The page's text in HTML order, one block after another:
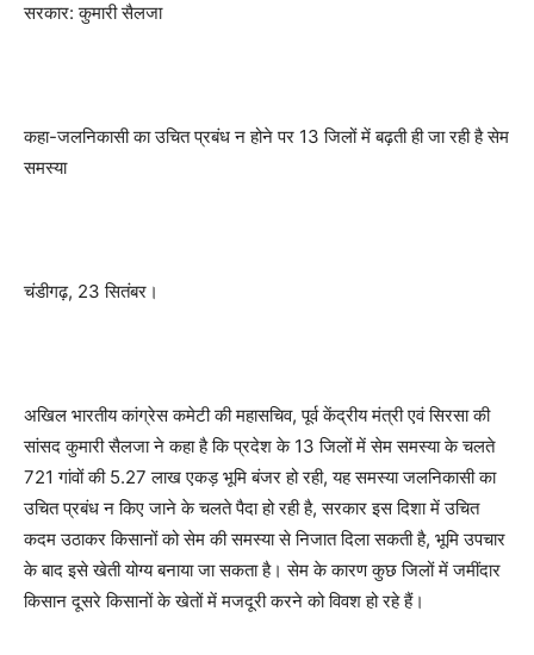
सरकार: कुमारी सैलजा
कहा-जलनिकासी का उचित प्रबंध न होने पर 13 जिलों में बढ़ती ही जा रही है सेम
समस्या
चंडीगढ़, 23 सितंबर।
अखिल भारतीय कांग्रेस कमेटी की महासचिव, पूर्व केंद्रीय मंत्री एवं सिरसा की
सांसद कुमारी सैलजा ने कहा है कि प्रदेश के 13 जिलों में सेम समस्या के चलते
721 गांवों की 5.27 लाख एकड़ भूमि बंजर हो रही, यह समस्या जलनिकासी का
उचित प्रबंध न किए जाने के चलते पैदा हो रही है, सरकार इस दिशा में उचित
कदम उठाकर किसानों को सेम की समस्या से निजात दिला सकती है, भूमि उपचार
के बाद इसे खेती योग्य बनाया जा सकता है। सेम के कारण कुछ जिलों में जमींदार
किसान दूसरे किसानों के खेतों में मजदूरी करने को विवश हो रहे हैं।